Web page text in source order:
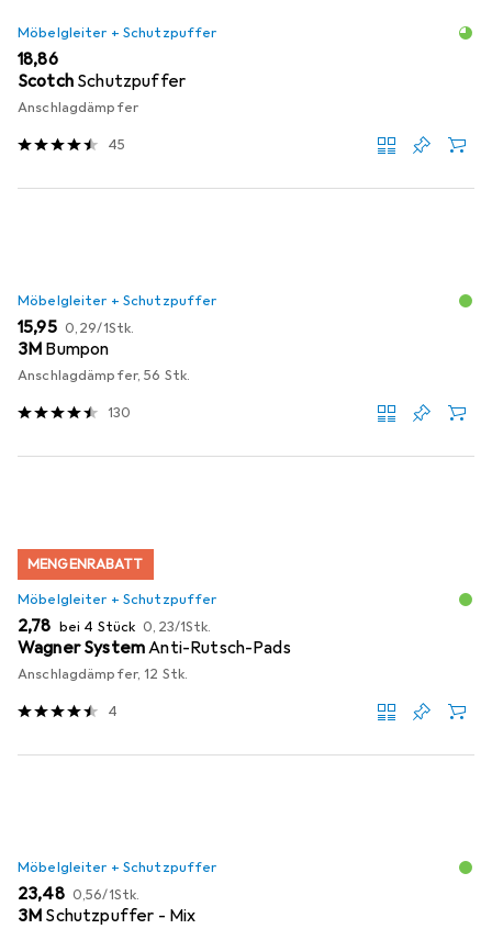
Möbelgleiter + Schutzpuffer
EUR
18,86
Scotch Schutzpuffer
Anschlagdämpfer
45
Möbelgleiter + Schutzpuffer
EUR
15,95 EUR
0,29/1Stk.
3M Bumpon
Anschlagdämpfer, 56 Stk.
130
MENGENRABATT
Möbelgleiter + Schutzpuffer
EUR
2,78 bei 4 Stück EUR
0,23/1Stk.
Wagner SystemAnti-Rutsch-Pads
Anschlagdämpfer, 12 Stk.
4
Möbelgleiter + Schutzpuffer
EUR
23,48 EUR
0,56/1Stk.
3M Schutzpuffer - Mix